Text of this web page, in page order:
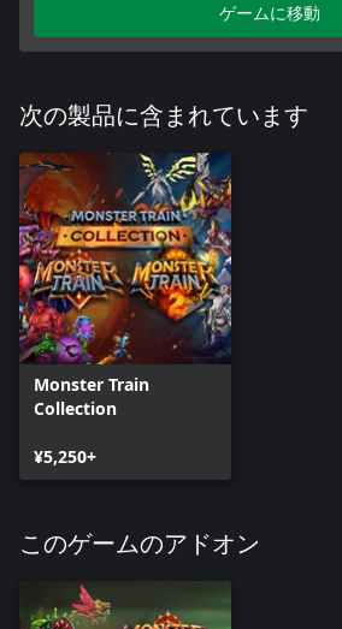
ゲームに移動
次の製品に含まれています
Monster Train
Collection
¥5,250+
このゲームのアドオン